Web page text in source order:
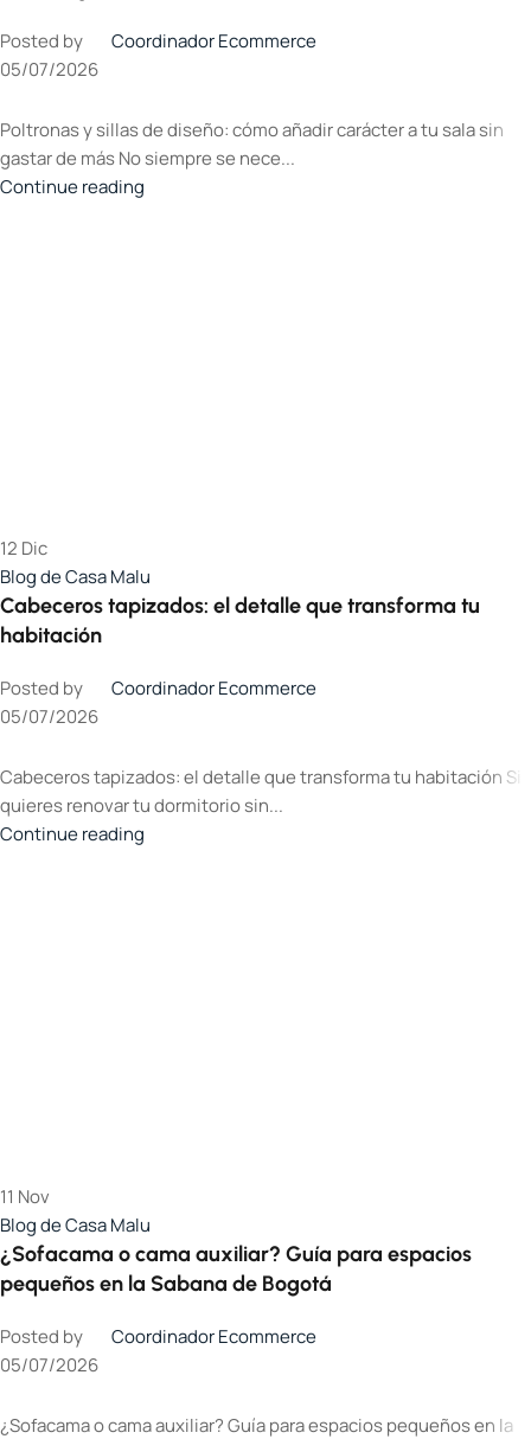
Posted by
Coordinador Ecommerce
05/07/2026
Poltronas y sillas de diseño: cómo añadir carácter a tu sala sin
gastar de más No siempre se nece...
Continue reading
12 Dic
Blog de Casa Malu
Cabeceros tapizados: el detalle que transforma tu
habitación
Posted by
Coordinador Ecommerce
05/07/2026
Cabeceros tapizados: el detalle que transforma tu habitación Si
quieres renovar tu dormitorio sin...
Continue reading
11 Nov
Blog de Casa Malu
¿Sofacama o cama auxiliar? Guía para espacios
pequeños en la Sabana de Bogotá
Posted by
Coordinador Ecommerce
05/07/2026
¿Sofacama o cama auxiliar? Guía para espacios pequeños en la